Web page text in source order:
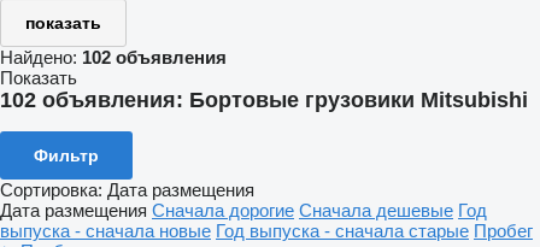
показать
Найдено: 102 объявления
Показать
102 объявления: Бортовые грузовики Mitsubishi
Фильтр
Сортировка: Дата размещения
Дата размещения Сначала дорогие Сначала дешевые Год
выпуска - сначала новые Год выпуска - сначала старые Пробег